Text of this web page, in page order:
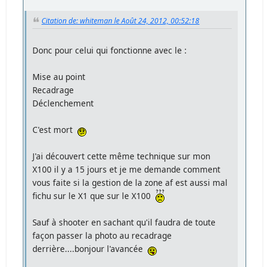
Citation de: whiteman le Août 24, 2012, 00:52:18
Donc pour celui qui fonctionne avec le :
Mise au point
Recadrage
Déclenchement
C'est mort
J'ai découvert cette même technique sur mon
X100 il y a 15 jours et je me demande comment
vous faite si la gestion de la zone af est aussi mal
fichu sur le X1 que sur le X100
Sauf à shooter en sachant qu'il faudra de toute
façon passer la photo au recadrage
derrière....bonjour l'avancée